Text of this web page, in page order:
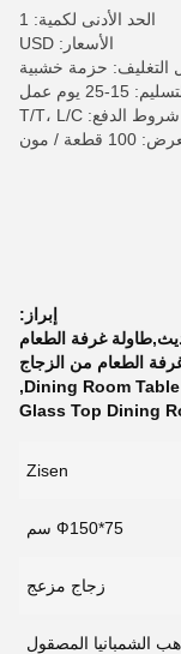
الحد الأدنى لكمية: 1
الأسعار: USD
التغليف: حزمة خشبية
25 يوم عمل
شروط الدفع: T/T، L/C
/ مون
إبراز:
غرفة الطعام
الطعام من الزجاج
Dining Room
,
Glass Top Dining
Zisen
Ф150*75 سم
زجاج مزعج
الشمبانيا المصقول